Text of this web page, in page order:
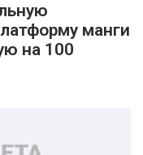
манги
на 100